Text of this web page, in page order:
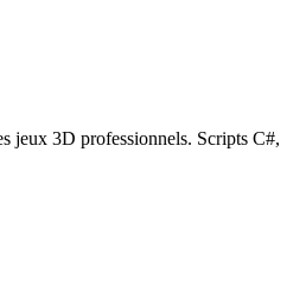
jeux 3D professionnels. Scripts C#,